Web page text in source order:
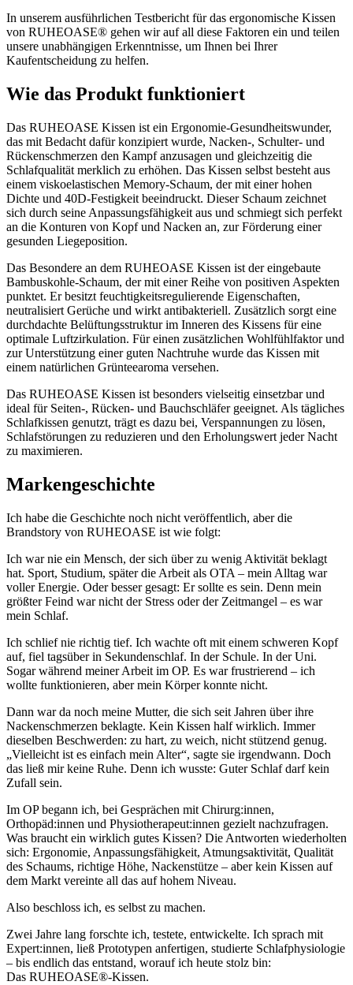
In unserem ausführlichen Testbericht für das ergonomische Kissen
von RUHEOASE® gehen wir auf all diese Faktoren ein und teilen
unsere unabhängigen Erkenntnisse, um Ihnen bei Ihrer
Kaufentscheidung zu helfen.
Wie das Produkt funktioniert
Das RUHEOASE Kissen ist ein Ergonomie-Gesundheitswunder,
das mit Bedacht dafür konzipiert wurde, Nacken-, Schulter- und
Rückenschmerzen den Kampf anzusagen und gleichzeitig die
Schlafqualität merklich zu erhöhen. Das Kissen selbst besteht aus
einem viskoelastischen Memory-Schaum, der mit einer hohen
Dichte und 40D-Festigkeit beeindruckt. Dieser Schaum zeichnet
sich durch seine Anpassungsfähigkeit aus und schmiegt sich perfekt
an die Konturen von Kopf und Nacken an, zur Förderung einer
gesunden Liegeposition.
Das Besondere an dem RUHEOASE Kissen ist der eingebaute
Bambuskohle-Schaum, der mit einer Reihe von positiven Aspekten
punktet. Er besitzt feuchtigkeitsregulierende Eigenschaften,
neutralisiert Gerüche und wirkt antibakteriell. Zusätzlich sorgt eine
durchdachte Belüftungsstruktur im Inneren des Kissens für eine
optimale Luftzirkulation. Für einen zusätzlichen Wohlfühlfaktor und
zur Unterstützung einer guten Nachtruhe wurde das Kissen mit
einem natürlichen Grünteearoma versehen.
Das RUHEOASE Kissen ist besonders vielseitig einsetzbar und
ideal für Seiten-, Rücken- und Bauchschläfer geeignet. Als tägliches
Schlafkissen genutzt, trägt es dazu bei, Verspannungen zu lösen,
Schlafstörungen zu reduzieren und den Erholungswert jeder Nacht
zu maximieren.
Markengeschichte
Ich habe die Geschichte noch nicht veröffentlich, aber die
Brandstory von RUHEOASE ist wie folgt:
Ich war nie ein Mensch, der sich über zu wenig Aktivität beklagt
hat. Sport, Studium, später die Arbeit als OTA – mein Alltag war
voller Energie. Oder besser gesagt: Er sollte es sein. Denn mein
größter Feind war nicht der Stress oder der Zeitmangel – es war
mein Schlaf.
Ich schlief nie richtig tief. Ich wachte oft mit einem schweren Kopf
auf, fiel tagsüber in Sekundenschlaf. In der Schule. In der Uni.
Sogar während meiner Arbeit im OP. Es war frustrierend – ich
wollte funktionieren, aber mein Körper konnte nicht.
Dann war da noch meine Mutter, die sich seit Jahren über ihre
Nackenschmerzen beklagte. Kein Kissen half wirklich. Immer
dieselben Beschwerden: zu hart, zu weich, nicht stützend genug.
„Vielleicht ist es einfach mein Alter“, sagte sie irgendwann. Doch
das ließ mir keine Ruhe. Denn ich wusste: Guter Schlaf darf kein
Zufall sein.
Im OP begann ich, bei Gesprächen mit Chirurg:innen,
Orthopäd:innen und Physiotherapeut:innen gezielt nachzufragen.
Was braucht ein wirklich gutes Kissen? Die Antworten wiederholten
sich: Ergonomie, Anpassungsfähigkeit, Atmungsaktivität, Qualität
des Schaums, richtige Höhe, Nackenstütze – aber kein Kissen auf
dem Markt vereinte all das auf hohem Niveau.
Also beschloss ich, es selbst zu machen.
Zwei Jahre lang forschte ich, testete, entwickelte. Ich sprach mit
Expert:innen, ließ Prototypen anfertigen, studierte Schlafphysiologie
– bis endlich das entstand, worauf ich heute stolz bin:
Das RUHEOASE®-Kissen.